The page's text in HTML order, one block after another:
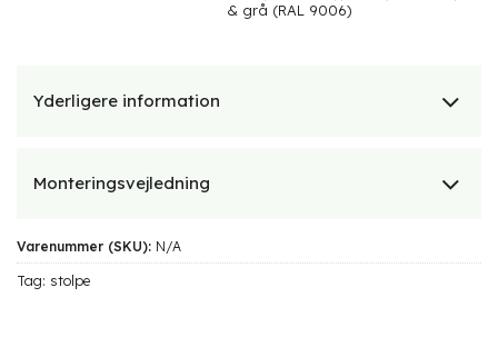
& grå (RAL 9006)
Yderligere information
Monteringsvejledning
Varenummer (SKU): N/A
Tag: stolpe